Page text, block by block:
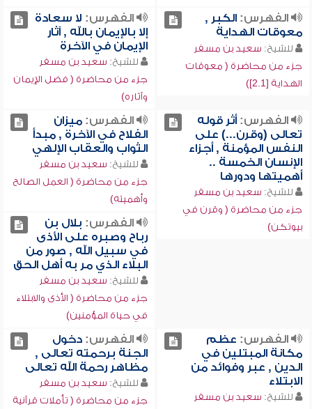
الفهرس:الكبر ,
معوقات الهداية
للشيخ: سعيد بن مسفر
جزء من محاضرة ( معوقات
الهداية [2.1])
الفهرس: لا سعادة
إلا بالإيمان بالله , آثار
الإيمان في الآخرة
للشيخ: سعيد بن مسفر
جزء من محاضرة ( فضل الإيمان
وآثاره)
الفهرس:أثر قوله
تعالى (وقرن...) على
النفس المؤمنة , أجزاء
الإنسان الخمسة ..
أهميتها ودورها
للشيخ: سعيد بن مسفر
جزء من محاضرة ( وقرن في
بيوتكن)
الفهرس:ميزان
الفلاح في الآخرة , مبدأ
الثواب والعقاب الإلهي
للشيخ: سعيد بن مسفر
جزء من محاضرة ( العمل الصالح
وأهميته)
الفهرس: بلال بن
رباح وصبره على الأذى
في سبيل الله , صور من
البلاء الذي مر به أهل الحق
للشيخ: سعيد بن مسفر
جزء من محاضرة ( الأذى والابتلاء
في حياة المؤمنين)
الفهرس: عظم
مكانة المبتلين في
الدين , عبر وفوائد من
الابتلاء
للشيخ: سعيد بن مسفر
الفهرس:دخول
الجنة برحمته تعالى ,
مظاهر رحمة الله تعالى
للشيخ: سعيد بن مسفر
جزء من محاضرة ( تأملات قرآنية